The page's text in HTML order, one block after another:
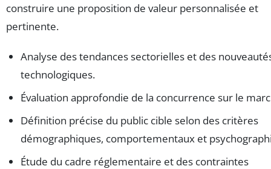
construire une proposition de valeur personnalisée et
pertinente.
Analyse des tendances sectorielles et des
technologiques.
Évaluation approfondie de la concurrence sur le
Définition précise du public cible selon des critères
démographiques, comportementaux et
Étude du cadre réglementaire et des contraintes